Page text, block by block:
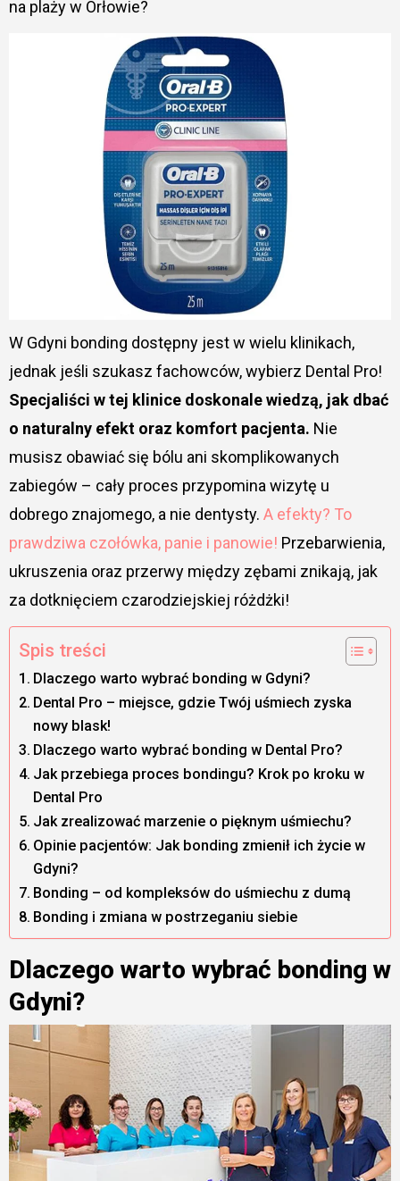
na plaży w Orłowie?
W Gdyni bonding dostępny jest w wielu klinikach,
jednak jeśli szukasz fachowców, wybierz Dental Pro!
Specjaliści w tej klinice doskonale wiedzą, jak dbać
o naturalny efekt oraz komfort pacjenta. Nie
musisz obawiać się bólu ani skomplikowanych
zabiegów – cały proces przypomina wizytę u
dobrego znajomego, a nie dentysty. A efekty? To
prawdziwa czołówka, panie i panowie! Przebarwienia,
ukruszenia oraz przerwy między zębami znikają, jak
za dotknięciem czarodziejskiej różdżki!
Spis treści
Dlaczego warto wybrać bonding w Gdyni?
Dental Pro – miejsce, gdzie Twój uśmiech zyska
nowy blask!
Dlaczego warto wybrać bonding w Dental Pro?
Jak przebiega proces bondingu? Krok po kroku w
Dental Pro
Jak zrealizować marzenie o pięknym uśmiechu?
Opinie pacjentów: Jak bonding zmienił ich życie w
Gdyni?
Bonding – od kompleksów do uśmiechu z dumą
Bonding i zmiana w postrzeganiu siebie
Dlaczego warto wybrać bonding w
Gdyni?